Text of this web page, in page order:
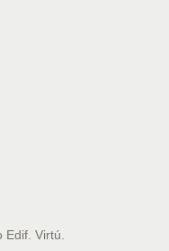
Virtú.